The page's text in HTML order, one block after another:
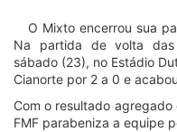
O Mixto encerrou sua
Na partida de volta
sábado (23), no Estádio
Cianorte por 2 a 0 e
Com o resultado
FMF parabeniza a equipe